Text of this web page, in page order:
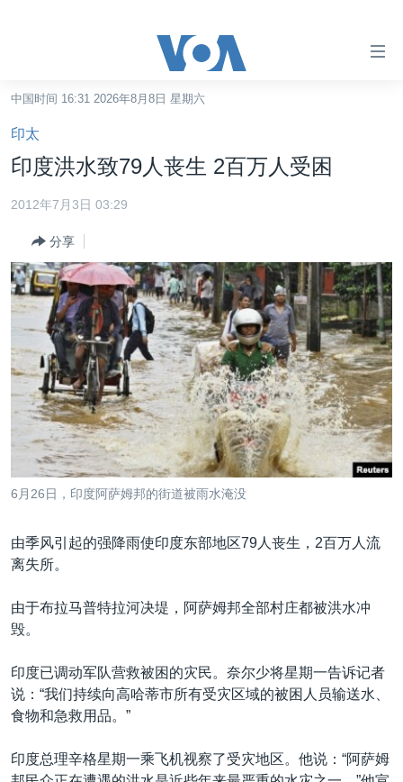
碍
链
接
跳
转
容
跳
转
导
航
跳
索
港澳
国际
最新国际新闻
印太
中东
欧洲
非洲
美洲
分类新闻
经济·金融·贸易
人权·法律·宗教
科教·文娱·体健
军事
劳工
美中关系
热点专题
白宫要闻
国会报道
美中关系
埃博拉疫情
美国之音专访
重要讲话与声明
台海两岸关系
南中国海争端
关注西藏
GEN Z 看美国
VOA视频
VOA今日焦点
中文广播
中国时间 16:31 2026年8月8日 星期六
印太
印度洪水致79人丧生 2百万人受困
2012年7月3日 03:29
分享
6月26日，印度阿萨姆邦的街道被雨水淹没
由季风引起的强降雨使印度东部地区79人丧生，2百万人流
离失所。
由于布拉马普特拉河决堤，阿萨姆邦全部村庄都被洪水冲
毁。
印度已调动军队营救被困的灾民。奈尔少将星期一告诉记者
说：“我们持续向高哈蒂市所有受灾区域的被困人员输送水、
食物和急救用品。”
印度总理辛格星期一乘飞机视察了受灾地区。他说：“阿萨姆